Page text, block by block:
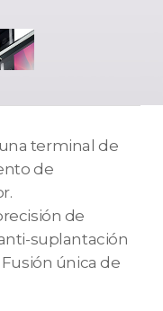
terminal de
de
de
suplantación
única de